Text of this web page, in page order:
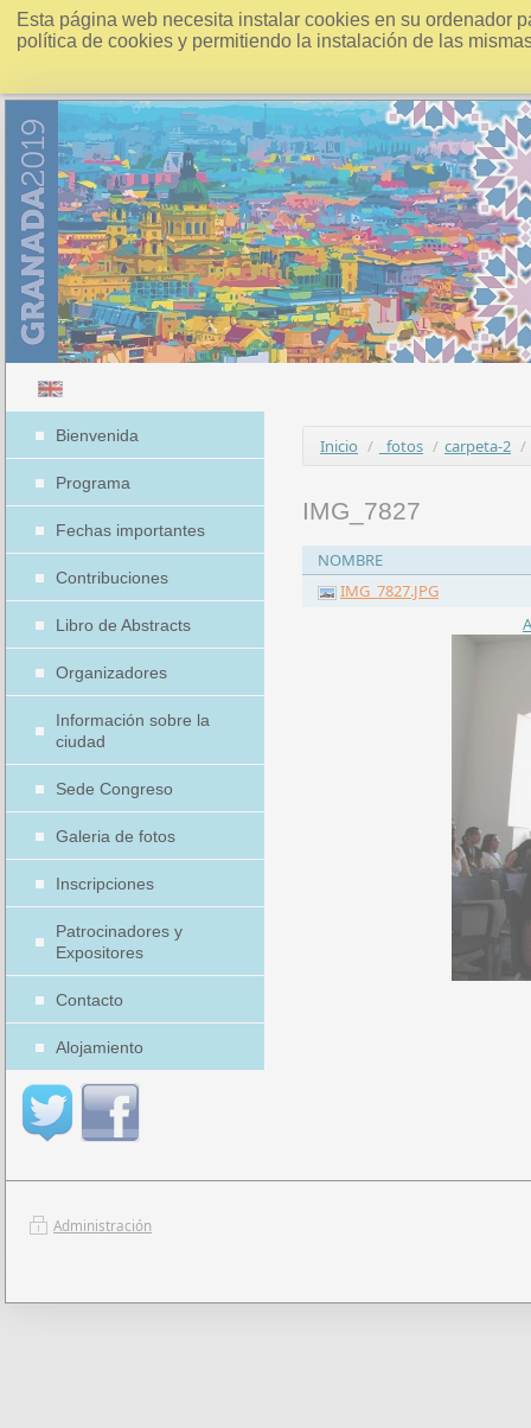
Esta página web necesita instalar cookies en su ordenador
política de cookies y permitiendo la instalación de las
Bienvenida
Programa
Fechas importantes
Contribuciones
Libro de Abstracts
Organizadores
Información sobre la
ciudad
Sede Congreso
Galeria de fotos
Inscripciones
Patrocinadores y
Expositores
Contacto
Alojamiento
Inicio / _fotos / carpeta-2 /
IMG_7827
NOMBRE
IMG_7827.JPG
Administración